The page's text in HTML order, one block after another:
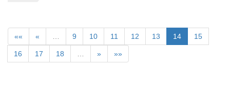
«« « 9 10 11 12 13 14 15
16 17 18 » »»